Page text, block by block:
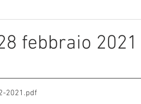
febbraio 2021
02-2021 .pdf